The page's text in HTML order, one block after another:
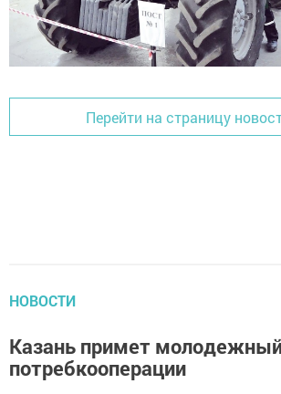
Перейти на страницу
НОВОСТИ
Казань примет
потребкооперации